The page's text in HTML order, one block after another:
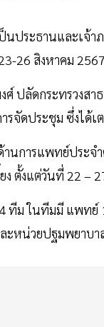
นประธานและเจ้า
26 สิงหาคม
ปลัดกระทรวงส
จัดประชุม ซึ่งได้เ
นการแพทย์ประจ
ง ตั้งแต่วันที่ 22 –
ทีม ในทีมมี แพท
หน่วยปฐมพยาบ